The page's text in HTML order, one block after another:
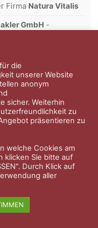
Firma Natura Vitalis
GmbH -
über 30 Jahren.
Über uns
die
unserer Website
anonym
sicher. Weiterhin
zu
präsentieren zu
welche Cookies am
klicken Sie bitte auf
Durch Klick auf
aller